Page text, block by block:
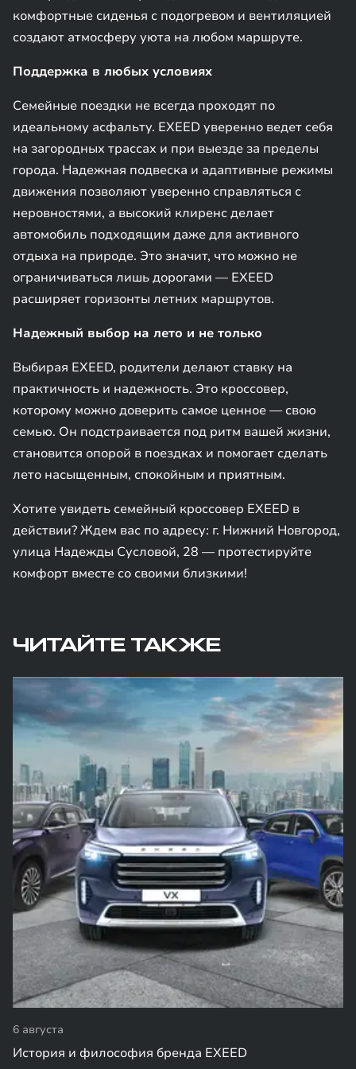
комфортные сиденья с подогревом и вентиляцией
создают атмосферу уюта на любом маршруте.
Поддержка в любых условиях
Семейные поездки не всегда проходят по
идеальному асфальту. EXEED уверенно ведет себя
на загородных трассах и при выезде за пределы
города. Надежная подвеска и адаптивные режимы
движения позволяют уверенно справляться с
неровностями, а высокий клиренс делает
автомобиль подходящим даже для активного
отдыха на природе. Это значит, что можно не
ограничиваться лишь дорогами — EXEED
расширяет горизонты летних маршрутов.
Надежный выбор на лето и не только
Выбирая EXEED, родители делают ставку на
практичность и надежность. Это кроссовер,
которому можно доверить самое ценное — свою
семью. Он подстраивается под ритм вашей жизни,
становится опорой в поездках и помогает сделать
лето насыщенным, спокойным и приятным.
Хотите увидеть семейный кроссовер EXEED в
действии? Ждем вас по адресу: г. Нижний Новгород,
улица Надежды Сусловой, 28 — протестируйте
комфорт вместе со своими близкими!
ЧИТАЙТЕ ТАКЖЕ
6 августа
История и философия бренда EXEED